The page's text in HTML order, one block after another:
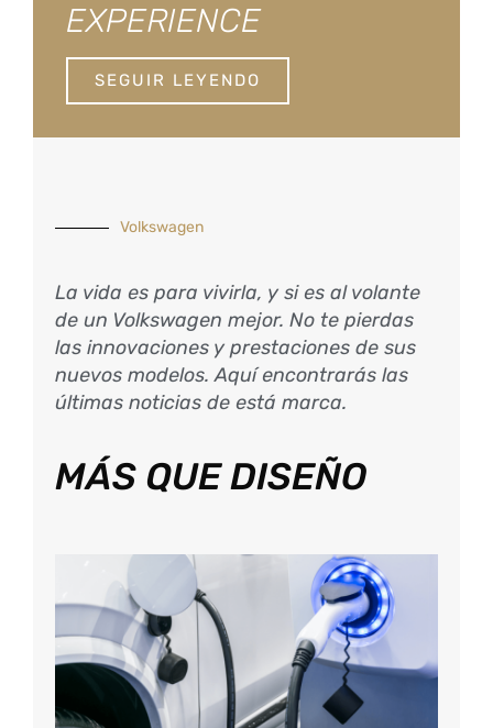
EXPERIENCE
SEGUIR LEYENDO
Volkswagen
La vida es para vivirla, y si es al volante
de un Volkswagen mejor. No te pierdas
las innovaciones y prestaciones de sus
nuevos modelos. Aquí encontrarás las
últimas noticias de está marca.
MÁS QUE DISEÑO